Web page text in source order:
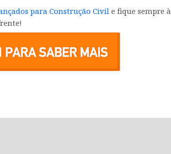
para Construção Civil e fique sempre à